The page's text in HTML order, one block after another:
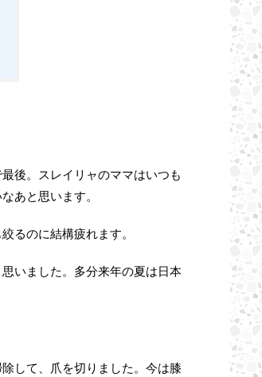
後。スレイリャのママはいつも
あと思います。
るのに結構疲れます。
いました。多分来年の夏は日本
して、爪を切りました。今は膝